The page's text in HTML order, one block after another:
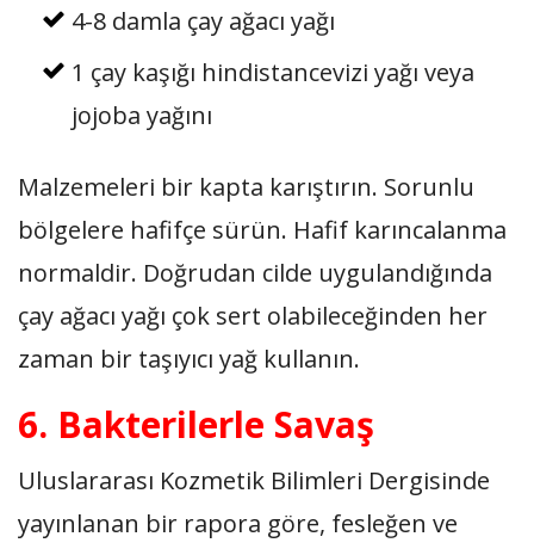
4-8 damla çay ağacı yağı
1 çay kaşığı hindistancevizi yağı veya
jojoba yağını
Malzemeleri bir kapta karıştırın. Sorunlu
bölgelere hafifçe sürün. Hafif karıncalanma
normaldir. Doğrudan cilde uygulandığında
çay ağacı yağı çok sert olabileceğinden her
zaman bir taşıyıcı yağ kullanın.
6. Bakterilerle Savaş
Uluslararası Kozmetik Bilimleri Dergisinde
yayınlanan bir rapora göre, fesleğen ve